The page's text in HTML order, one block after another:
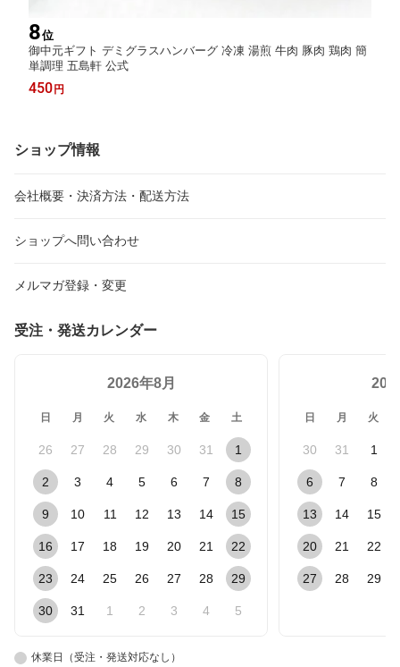
8位
御中元ギフト デミグラスハンバーグ 冷凍 湯煎 牛肉 豚肉 鶏肉 簡
単調理 五島軒 公式
450 円
ショップ情報
会社概要・決済方法・配送方法
ショップへ問い合わせ
メルマガ登録・変更
受注・発送カレンダー
2026年8月
日 月 火 水 木 金 土
26 27 28 29 30 31 1
2 3 4 5 6 7 8
9 10 11 12 13 14 15
16 17 18 19 20 21 22
23 24 25 26 27 28 29
30 31 1 2 3 4 5
日 月 火
30 31 1
6 7 8
13 14 15
20 21 22
27 28 29
休業日（受注・発送対応なし）